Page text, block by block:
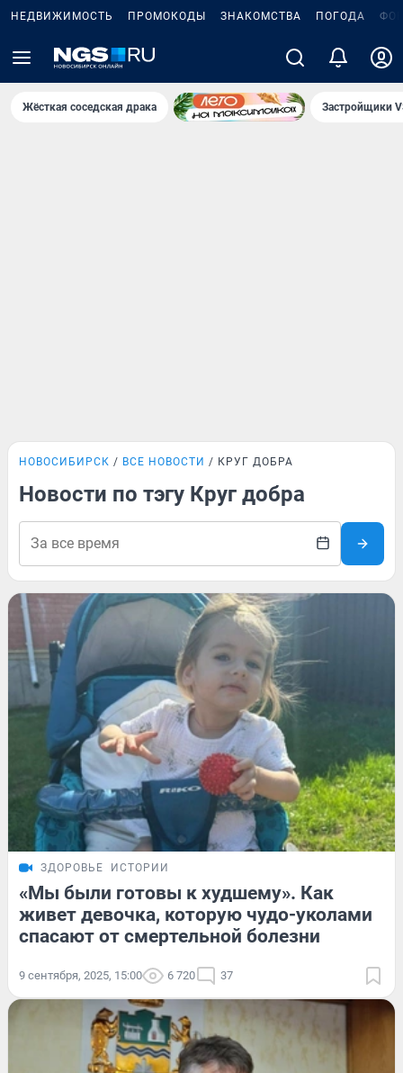
НЕДВИЖИМОСТЬ ПРОМОКОДЫ ЗНАКОМСТВА ПОГОДА
Жёсткая соседская драка Застройщики
НОВОСИБИРСК ВСЕ НОВОСТИ КРУГ ДОБРА
Новости по тэгу Круг добра
ЗДОРОВЬЕ ИСТОРИИ
«Мы были готовы к худшему». Как
живет девочка, которую чудо-уколами
спасают от смертельной болезни
9 сентября, 2025, 15:00 6 720 37